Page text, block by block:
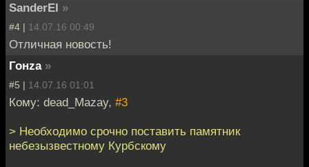
SanderEl »
#4 | 14.07.16 00:49
Отличная новость!
Гонzа »
#5 | 14.07.16 01:01
Кому: dead_Mazay, #3
> Необходимо срочно поставить памятник
небезызвестному Курбскому